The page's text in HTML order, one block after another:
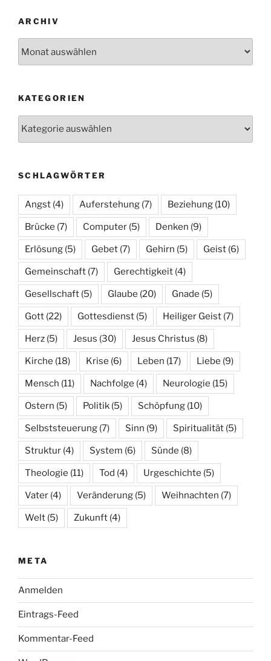
ARCHIV
KATEGORIEN
SCHLAGWÖRTER
Angst (4) Auferstehung (7) Beziehung (10)
Brücke (7) Computer (5) Denken (9)
Erlösung (5) Gebet (7) Gehirn (5) Geist (6)
Gemeinschaft (7) Gerechtigkeit (4)
Gesellschaft (5) Glaube (20) Gnade (5)
Gott (22) Gottesdienst (5) Heiliger Geist (7)
Herz (5) Jesus (30) Jesus Christus (8)
Kirche (18) Krise (6) Leben (17) Liebe (9)
Mensch (11) Nachfolge (4) Neurologie (15)
Ostern (5) Politik (5) Schöpfung (10)
Selbststeuerung (7) Sinn (9) Spiritualität (5)
Struktur (4) System (6) Sünde (8)
Theologie (11) Tod (4) Urgeschichte (5)
Vater (4) Veränderung (5) Weihnachten (7)
Welt (5) Zukunft (4)
META
Anmelden
Eintrags-Feed
Kommentar-Feed